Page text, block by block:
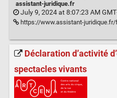
assistant-juridique.fr
July 9, 2024 at 8:07:23 AM
https://www.assistant-juridique.fr/
Déclaration d’activité
spectacles vivants